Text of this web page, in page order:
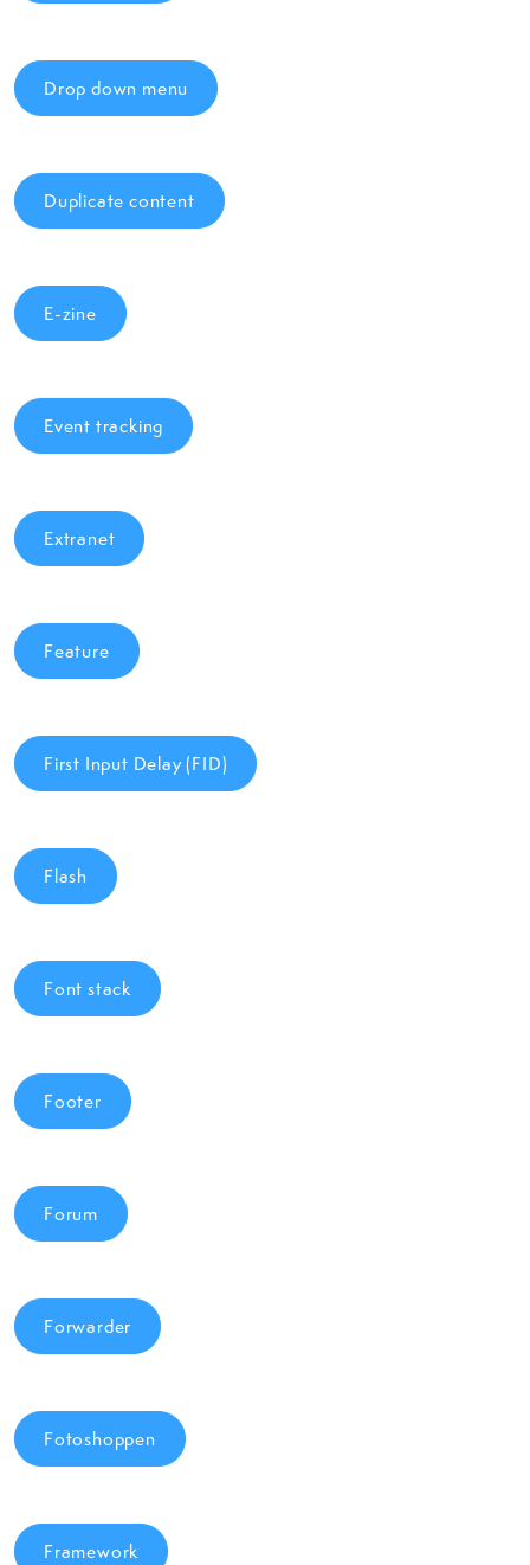
Drop down menu
Duplicate content
E-zine
Event tracking
Extranet
Feature
First Input Delay (FID)
Flash
Font stack
Footer
Forum
Forwarder
Fotoshoppen
Framework